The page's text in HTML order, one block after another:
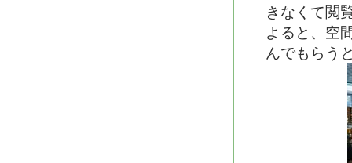
きなくて閲
よると、空
んでもらう